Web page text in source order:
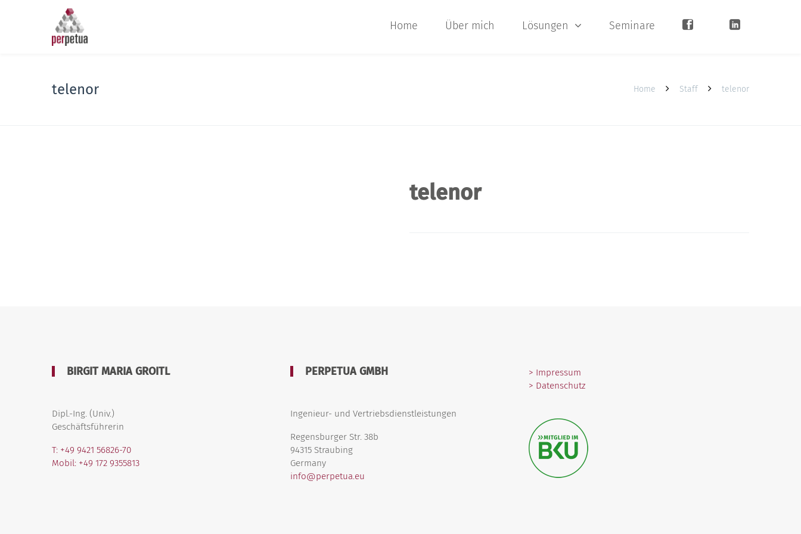
Home Über mich Lösungen Seminare
telenor Home Staff telenor
telenor
BIRGIT MARIA GROITL
Dipl.-Ing. (Univ.)
Geschäftsführerin
T: +49 9421 56826-70
Mobil: +49 172 9355813
PERPETUA GMBH
Ingenieur- und Vertriebsdienstleistungen
Regensburger Str. 38b
94315 Straubing
Germany
info@perpetua.eu
> Impressum
> Datenschutz